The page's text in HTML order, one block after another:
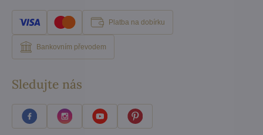
Platba na dobírku
Bankovním převodem
Sledujte nás